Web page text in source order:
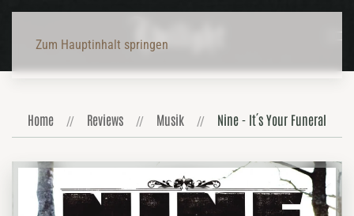
Zum Hauptinhalt springen
Home Reviews Musik Nine - It´s Your Funeral